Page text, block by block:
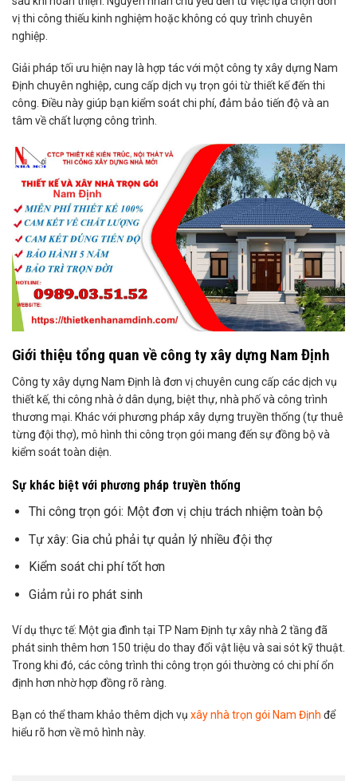
vị thi công thiếu kinh nghiệm hoặc không có quy trình chuyên
nghiệp.
Giải pháp tối ưu hiện nay là hợp tác với một công ty xây dựng Nam
Định chuyên nghiệp, cung cấp dịch vụ trọn gói từ thiết kế đến thi
công. Điều này giúp bạn kiểm soát chi phí, đảm bảo tiến độ và an
tâm về chất lượng công trình.
Giới thiệu tổng quan về công ty xây dựng Nam Định
Công ty xây dựng Nam Định là đơn vị chuyên cung cấp các dịch vụ
thiết kế, thi công nhà ở dân dụng, biệt thự, nhà phố và công trình
thương mại. Khác với phương pháp xây dựng truyền thống (tự thuê
từng đội thợ), mô hình thi công trọn gói mang đến sự đồng bộ và
kiểm soát toàn diện.
Sự khác biệt với phương pháp truyền thống
Thi công trọn gói: Một đơn vị chịu trách nhiệm toàn bộ
Tự xây: Gia chủ phải tự quản lý nhiều đội thợ
Kiểm soát chi phí tốt hơn
Giảm rủi ro phát sinh
Ví dụ thực tế: Một gia đình tại TP Nam Định tự xây nhà 2 tầng đã
phát sinh thêm hơn 150 triệu do thay đổi vật liệu và sai sót kỹ thuật.
Trong khi đó, các công trình thi công trọn gói thường có chi phí ổn
định hơn nhờ hợp đồng rõ ràng.
Bạn có thể tham khảo thêm dịch vụ xây nhà trọn gói Nam Định để
hiểu rõ hơn về mô hình này.